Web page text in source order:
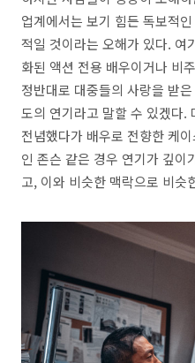
업계에서는 보기 힘든 독보적
적일 것이라는 오해가 있다. 여
화된 액션 전용 배우이거나 비
정반대로 대중들의 사랑을 받
도의 연기라고 말할 수 있겠다.
전념했다가 배우로 전향한 케
인 존슨 같은 경우 연기가 깊이
고, 이와 비슷한 맥락으로 비슷